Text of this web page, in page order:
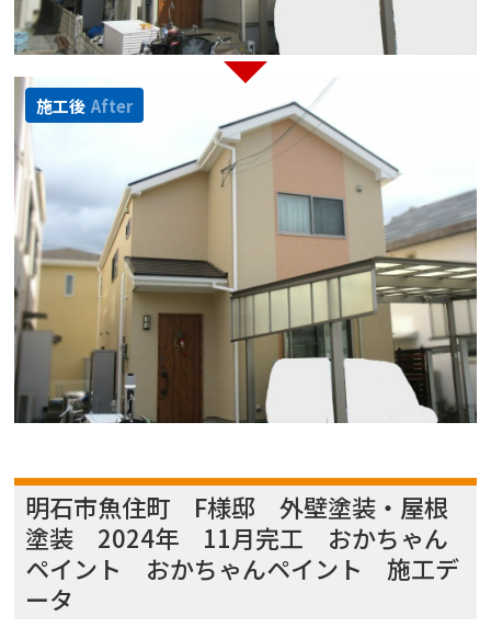
施工後 After
明石市魚住町 F様邸 外壁塗装・屋根
塗装 2024年 11月完工 おかちゃん
ペイント おかちゃんペイント 施工デ
ータ